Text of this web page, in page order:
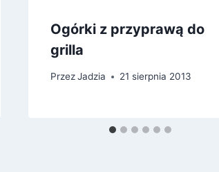
Ogórki z przyprawą do
grilla
Przez Jadzia 21 sierpnia 2013